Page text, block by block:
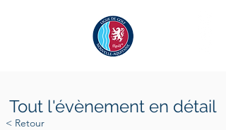
Tout l'évènement en détail
< Retour